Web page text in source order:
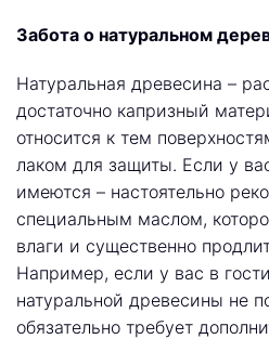
Забота о натуральном
Натуральная древесина –
достаточно капризный
относится к тем
лаком для защиты. Если у
имеются – настоятельно
специальным маслом,
влаги и существенно
Например, если у вас в
натуральной древесины не
обязательно требует